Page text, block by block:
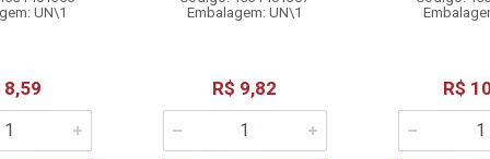
UN\1
8,59
Embalagem: UN\1
R$ 9,82 R$